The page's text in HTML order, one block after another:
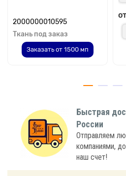
2000000010595
Ткань под заказ
Заказать от 1500 мп
Быстрая
России
Отправляем
компаниями,
наш счет!